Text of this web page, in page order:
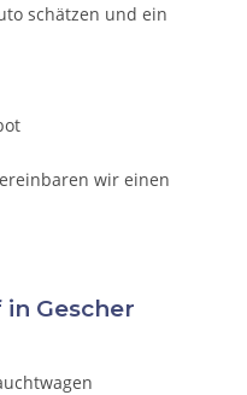
schätzen und ein
wir einen
Gescher